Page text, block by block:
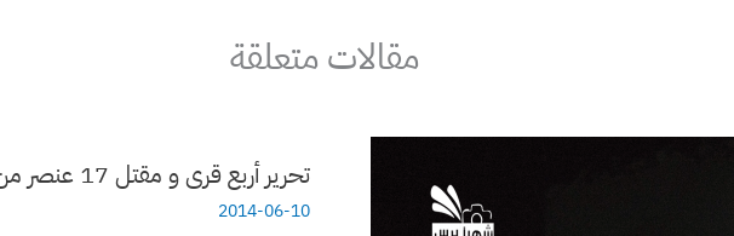
مقالات متعلقة
تحرير أربع قرى و مقتل 17 عنصر من داعش في ريف حلب الشرقي
2014-06-10